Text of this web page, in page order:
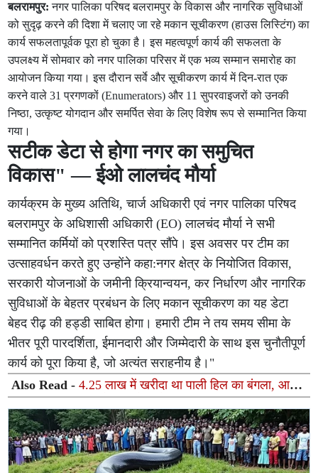
बलरामपुर: नगर पालिका परिषद बलरामपुर के विकास और नागरिक सुविधाओं
को सुदृढ़ करने की दिशा में चलाए जा रहे मकान सूचीकरण (हाउस लिस्टिंग) का
कार्य सफलतापूर्वक पूरा हो चुका है। इस महत्वपूर्ण कार्य की सफलता के
उपलक्ष्य में सोमवार को नगर पालिका परिसर में एक भव्य सम्मान समारोह का
आयोजन किया गया। इस दौरान सर्वे और सूचीकरण कार्य में दिन-रात एक
करने वाले 31 प्रगणकों (Enumerators) और 11 सुपरवाइजरों को उनकी
निष्ठा, उत्कृष्ट योगदान और समर्पित सेवा के लिए विशेष रूप से सम्मानित किया
गया।
सटीक डेटा से होगा नगर का समुचित
विकास" — ईओ लालचंद मौर्या
कार्यक्रम के मुख्य अतिथि, चार्ज अधिकारी एवं नगर पालिका परिषद
बलरामपुर के अधिशासी अधिकारी (EO) लालचंद मौर्या ने सभी
सम्मानित कर्मियों को प्रशस्ति पत्र सौंपे। इस अवसर पर टीम का
उत्साहवर्धन करते हुए उन्होंने कहा:नगर क्षेत्र के नियोजित विकास,
सरकारी योजनाओं के जमीनी क्रियान्वयन, कर निर्धारण और नागरिक
सुविधाओं के बेहतर प्रबंधन के लिए मकान सूचीकरण का यह डेटा
बेहद रीढ़ की हड्डी साबित होगा। हमारी टीम ने तय समय सीमा के
भीतर पूरी पारदर्शिता, ईमानदारी और जिम्मेदारी के साथ इस चुनौतीपूर्ण
कार्य को पूरा किया है, जो अत्यंत सराहनीय है।"
Also Read -4.25 लाख में खरीदा था पाली हिल का बंगला, आज
कीमत करीब 450 करोड़; जितेंद्र ने सुनाया दिलचस्प किस्सा